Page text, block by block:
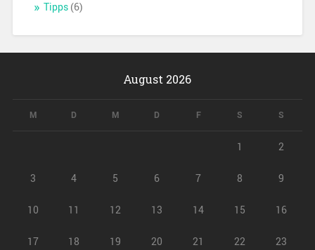
Tipps(6)
August 2026
M D M D F S S
1 2
3 4 5 6 7 8 9
10 11 12 13 14 15 16
17 18 19 20 21 22 23